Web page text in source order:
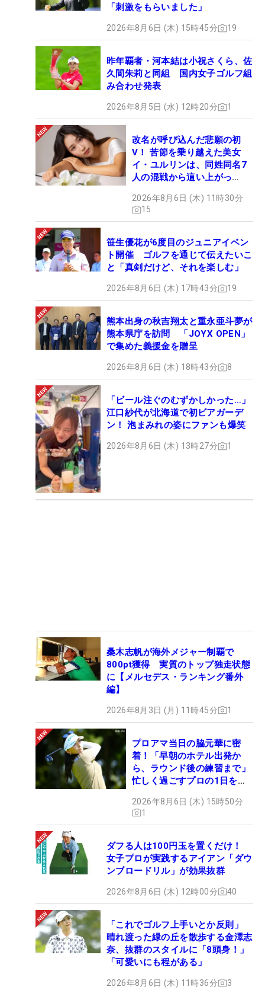
「刺激をもらいました」
2026年8月6日 (木) 15時45分 19
昨年覇者・河本結は小祝さくら、佐
久間朱莉と同組 国内女子ゴルフ組
み合わせ発表
2026年8月5日 (水) 12時20分 1
改名が呼び込んだ悲願の初
V！ 苦節を乗り越えた美女
イ・ユルリンは、同姓同名7
人の混戦から這い上がっ
2026年8月6日 (木) 11時30分
15
笹生優花が6度目のジュニアイベン
ト開催 ゴルフを通じて伝えたいこ
と「真剣だけど、それを楽しむ」
2026年8月6日 (木) 17時43分 19
熊本出身の秋吉翔太と重永亜斗夢が
熊本県庁を訪問 「JOYX OPEN」
で集めた義援金を贈呈
2026年8月6日 (木) 18時43分 8
「ビール注ぐのむずかしかった…」
江口紗代が北海道で初ビアガーデ
ン！ 泡まみれの姿にファンも爆笑
2026年8月6日 (木) 13時27分 1
桑木志帆が海外メジャー制覇で
800pt獲得 実質のトップ独走状態
に【メルセデス・ランキング番外
編】
2026年8月3日 (月) 11時45分 1
プロアマ当日の脇元華に密
着！「早朝のホテル出発か
ら、ラウンド後の練習まで」
忙しく過ごすプロの1日を公
2026年8月6日 (木) 15時50分
1
ダフる人は100円玉を置くだけ！
女子プロが実践するアイアン「ダウ
ンブロードリル」が効果抜群
2026年8月6日 (木) 12時00分 40
「これでゴルフ上手いとか反則」
晴れ渡った緑の丘を散歩する金澤志
奈、抜群のスタイルに「8頭身！」
「可愛いにも程がある」
2026年8月6日 (木) 11時36分 3